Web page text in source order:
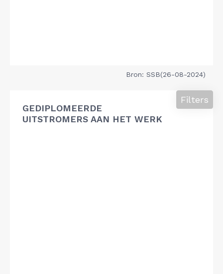
Bron: SSB(26-08-2024)
GEDIPLOMEERDE
UITSTROMERS AAN HET WERK
Filters